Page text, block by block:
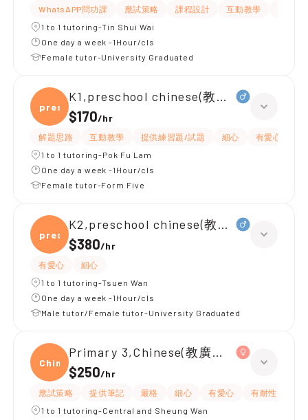
WhatsAPP問功課 應試策略 課程設計 互動教學
1 to 1 tutoring-Tin Shui Wai
One day a week -1Hour/cls
Female tutor-University Graduated
presc
K1,preschool chinese(教授普通話)
$170/hr
解題思路 互動教學 提供練習題/試題 細心 有愛心
1 to 1 tutoring-Pok Fu Lam
One day a week -1Hour/cls
Female tutor-Form Five
presc
K2,preschool chinese(教普通話)
$380/hr
有愛心
細心
1 to 1 tutoring-Tsuen Wan
One day a week -1Hour/cls
Male tutor/Female tutor-University Graduated
Chine
Primary 3,Chinese(教廣東話)
$250/hr
應試策略 提供筆記 嚴格 細心 有愛心
有耐性
1 to 1 tutoring-Central and Sheung Wan